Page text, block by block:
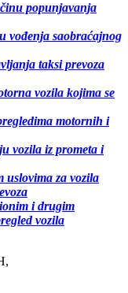
popunjavanja
vođenja saobraćajnog
taksi prevoza
vozila kojima se
motornih i
vozila iz prometa i
uslovima za vozila
i drugim
vozila